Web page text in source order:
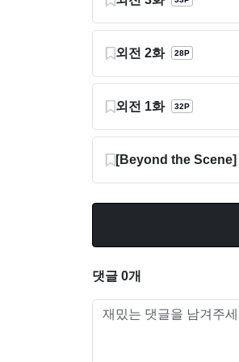
외전 2화 28P
외전 1화 32P
[Beyond the Scene]
댓글 0개